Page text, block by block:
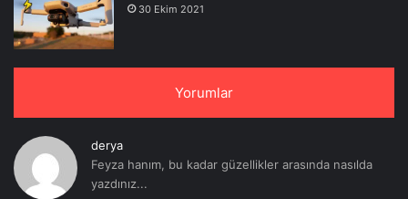
30 Ekim 2021
Yorumlar
derya
Feyza hanım, bu kadar güzellikler arasında nasılda
yazdınız...